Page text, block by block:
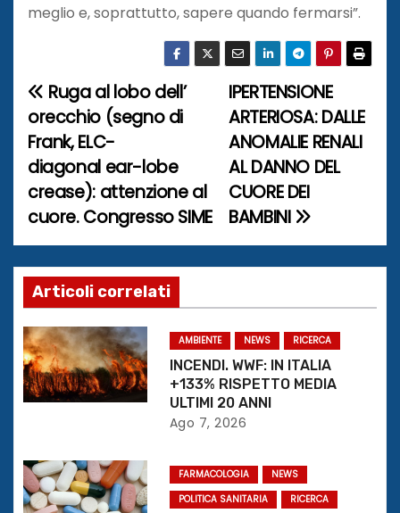
meglio e, soprattutto, sapere quando fermarsi”.
N
a
v
i
g
a
z
i
o
e
IPERTENSIONE
ARTERIOSA: DALLE
ANOMALIE RENALI
AL DANNO DEL
CUORE DEI
BAMBINI
Ruga al lobo dell’
orecchio (segno di
Frank, ELC-
diagonal ear-lobe
crease): attenzione al
cuore. Congresso SIME
Articoli correlati
AMBIENTE NEWS RICERCA
INCENDI. WWF: IN ITALIA
+133% RISPETTO MEDIA
ULTIMI 20 ANNI
Ago 7, 2026
FARMACOLOGIA
NEWS
POLITICA SANITARIA
RICERCA